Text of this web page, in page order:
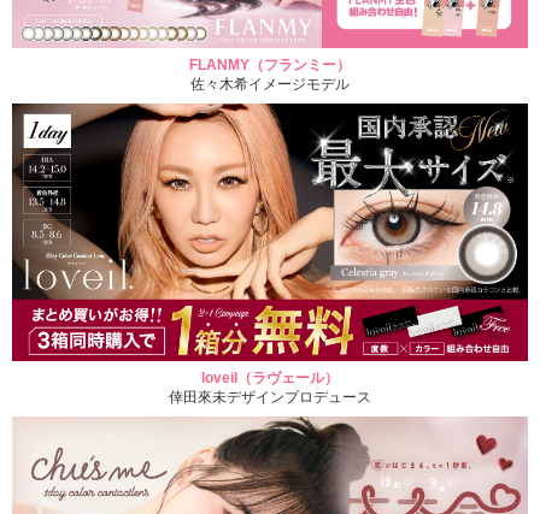
FLANMY（フランミー）
佐々木希イメージモデル
loveil（ラヴェール）
倖田來未デザインプロデュース